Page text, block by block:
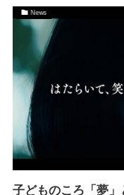
News
子どものころ「夢